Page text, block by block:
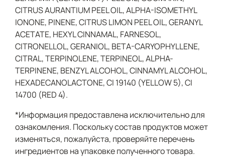
CITRUS AURANTIUM PEEL OIL, ALPHA-ISOMETHYL
IONONE, PINENE, CITRUS LIMON PEEL OIL, GERANYL
ACETATE, HEXYL CINNAMAL, FARNESOL,
CITRONELLOL, GERANIOL, BETA-CARYOPHYLLENE,
CITRAL, TERPINOLENE, TERPINEOL, ALPHA-
TERPINENE, BENZYL ALCOHOL, CINNAMYL ALCOHOL,
HEXADECANOLACTONE, CI 19140 (YELLOW 5), CI
14700 (RED 4).
*Информация предоставлена исключительно для
ознакомления. Поскольку состав продуктов может
изменяться, пожалуйста, проверяйте перечень
ингредиентов на упаковке полученного товара.